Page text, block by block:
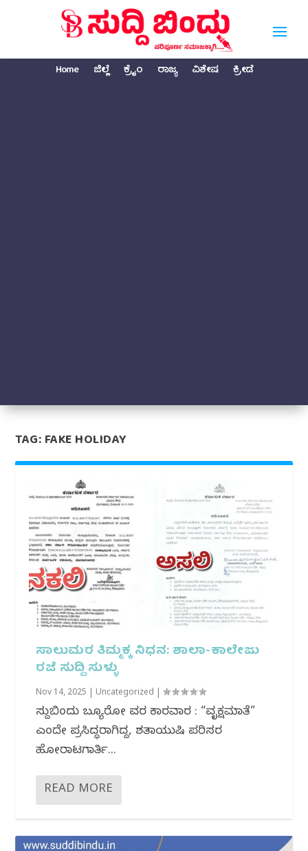
Home ಜಿಲ್ಲೆ ಕ್ರೈಂ ರಾಜ್ಯ ವಿಶೇಷ ಕ್ರೀಡೆ
TAG:FAKE HOLIDAY
ಸಾಲುಮರ ತಿಮ್ಮಕ್ಕ ನಿಧನ: ಶಾಲಾ-ಕಾಲೇಜು
ರಜೆ ಸುದ್ದಿ ಸುಳ್ಳು
Nov 14, 2025 Uncategorized |
ಸುದ್ದಿಬಿಂದು ಬ್ಯೂರೋ ವರದಿ ಕಾರವಾರ : “ವೃಕ್ಷಮಾತೆ”
ಎಂದೇ ಪ್ರಸಿದ್ಧರಾಗಿದ್ದ, ಶತಾಯುಷಿ ಪರಿಸರ
ಹೋರಾಟಗಾರ್ತಿ...
READ MORE